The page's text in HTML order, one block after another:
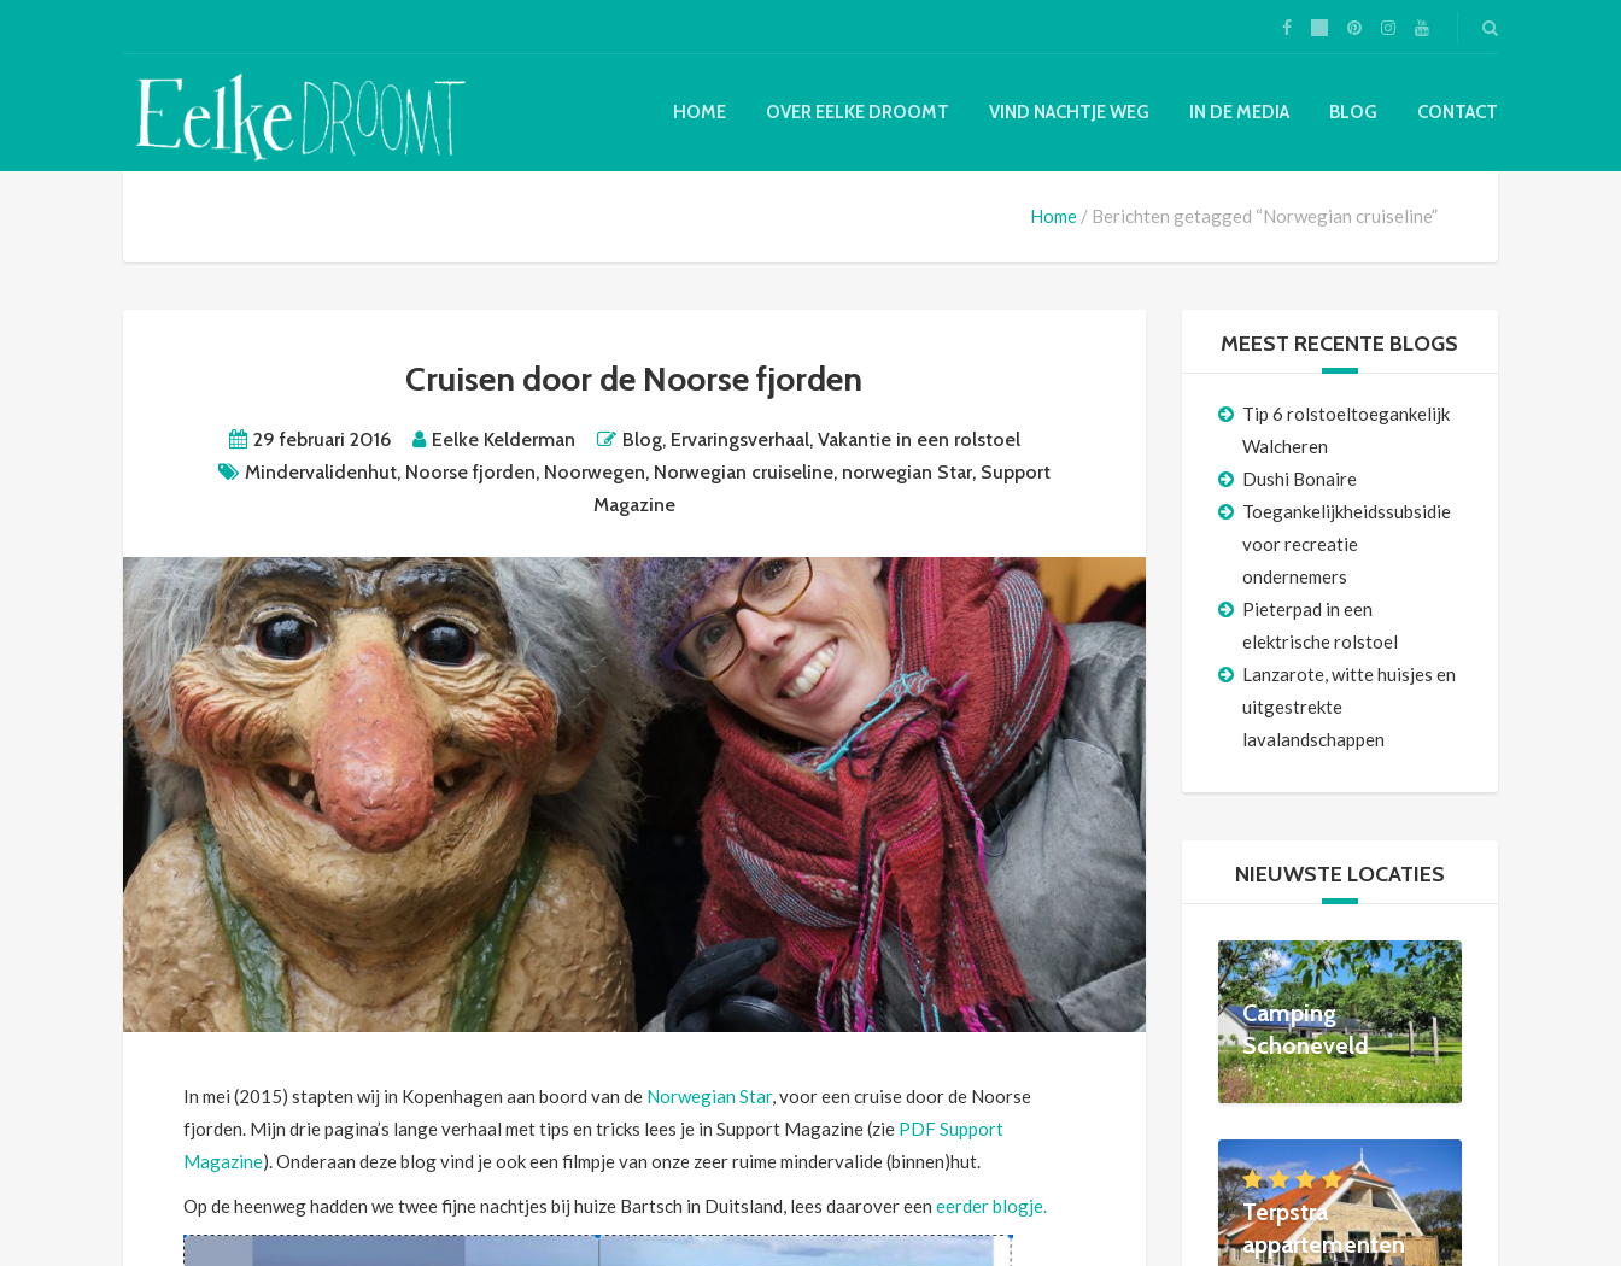
HOME OVER EELKE DROOMT VIND NACHTJE WEG IN DE MEDIA BLOG CONTACT
Home Berichten getagged “Norwegian cruiseline”
Cruisen door de Noorse fjorden
29 februari 2016 Eelke Kelderman Blog, Ervaringsverhaal,Vakantie in een rolstoel
Mindervalidenhut, Noorse fjorden, Noorwegen, Norwegian cruiseline, norwegian Star, Support
Magazine
In mei (2015) stapten wij in Kopenhagen aan boord van de Norwegian Star, voor een cruise door de Noorse
fjorden. Mijn drie pagina’s lange verhaal met tips en tricks lees je in Support Magazine (zie PDF Support
Magazine). Onderaan deze blog vind je ook een filmpje van onze zeer ruime mindervalide (binnen)hut.
Op de heenweg hadden we twee fijne nachtjes bij huize Bartsch in Duitsland, lees daarover een eerder blogje.
MEEST RECENTE BLOGS
Tip 6 rolstoeltoegankelijk
Walcheren
Dushi Bonaire
Toegankelijkheidssubsidie
voor recreatie
ondernemers
Pieterpad in een
elektrische rolstoel
Lanzarote, witte huisjes en
uitgestrekte
lavalandschappen
NIEUWSTE LOCATIES
Camping
Schoneveld
Terpstra
appartementen